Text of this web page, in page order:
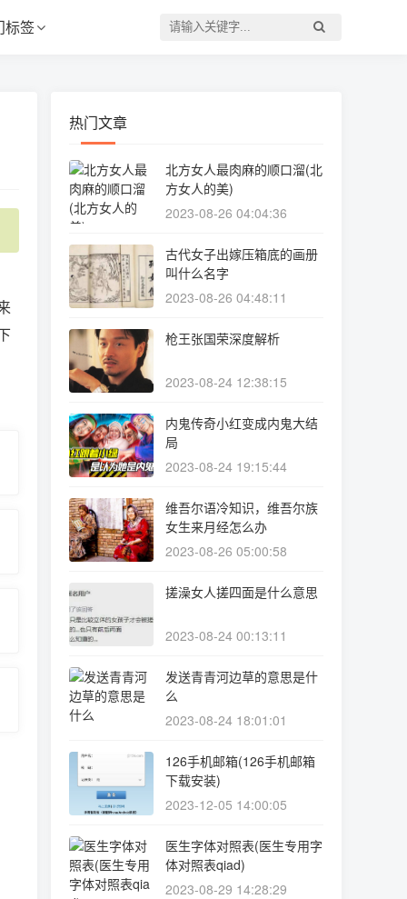
标签
热门文章
北方女人最肉麻的顺口溜(北
方女人的美)
2023-08-26 04:04:36
古代女子出嫁压箱底的画册
叫什么名字
2023-08-26 04:48:11
枪王张国荣深度解析
2023-08-24 12:38:15
内鬼传奇小红变成内鬼大结
局
2023-08-24 19:15:44
维吾尔语冷知识，维吾尔族
女生来月经怎么办
2023-08-26 05:00:58
搓澡女人搓四面是什么意思
2023-08-24 00:13:11
发送青青河边草的意思是什
么
2023-08-24 18:01:01
126手机邮箱(126手机邮箱
下载安装)
2023-12-05 14:00:05
医生字体对照表(医生专用字
体对照表qiad)
2023-08-29 14:28:29